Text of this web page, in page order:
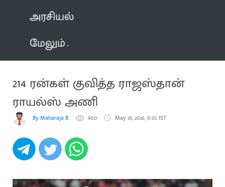
அரசியல்
மேலும்
214 ரன்கள் குவித்த ராஜஸ்தான்
ராயல்ஸ் அணி
By Maharaja B 9027 May 29, 2026, 15:05 IST